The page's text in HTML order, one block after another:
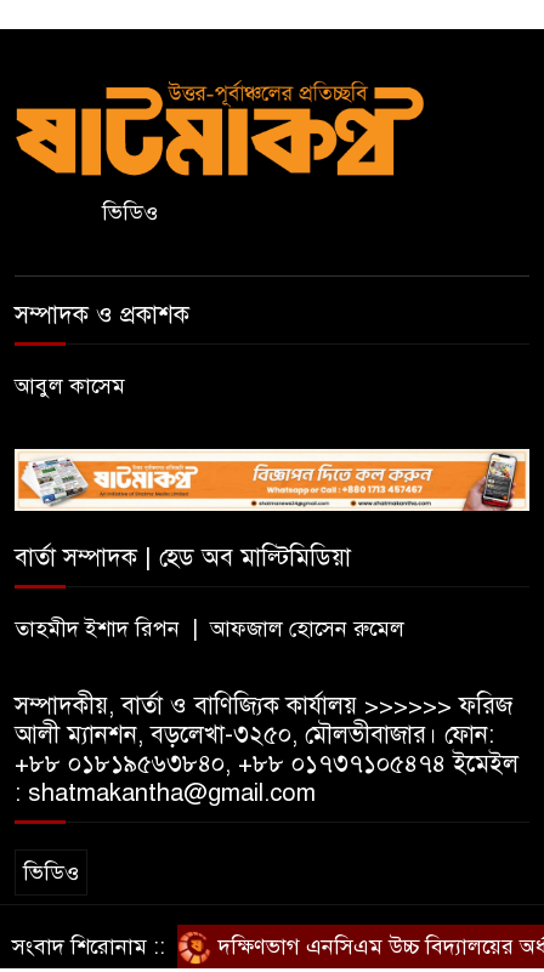
ঝালকাঠির ভাসমান পেয়ারা হাটে
অষ্টম শ্রেণি পাসে পুলিশে বড় নিয়োগ
রাষ্ট্রপতি প্রার্থী অলি আহমেদ
৫০০ টাকা মজুরিসহ বিভিন্ন দাবিতে
কুলাউড়ায় চা-শ্রমিকদের গণবিক্ষোভ
বড়লেখায় ৫০০ টাকা মজুরির
ভিডিও
সম্পাদক ও প্রকাশক
আবুল কাসেম
বার্তা সম্পাদক | হেড অব মাল্টিমিডিয়া
তাহমীদ ইশাদ রিপন | আফজাল হোসেন রুমেল
সম্পাদকীয়, বার্তা ও বাণিজ্যিক কার্যালয় >>>>>> ফরিজ
আলী ম্যানশন, বড়লেখা-৩২৫০, মৌলভীবাজার। ফোন:
+৮৮ ০১৮১৯৫৬৩৮৪০, +৮৮ ০১৭৩৭১০৫৪৭৪ ইমেইল
: shatmakantha@gmail.com
ভিডিও
স্বত্ব © ষাটমা মিডিয়া লিমিটেড
সংবাদ শিরোনাম :: দক্ষিণভাগ এনসিএম উচ্চ বিদ্যালয়ের